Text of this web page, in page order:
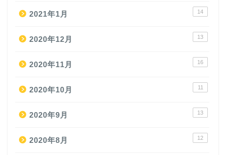
2021年1月 14
2020年12月 13
2020年11月 16
2020年10月 11
2020年9月 13
2020年8月 12